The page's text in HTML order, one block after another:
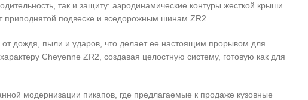
так и защиту: аэродинамические контуры жесткой крыши
подвеске и вседорожным шинам ZR2.
дождя, пыли и ударов, что делает ее настоящим прорывом для
Cheyenne ZR2, создавая целостную систему, готовую как для
модернизации пикапов, где предлагаемые к продаже кузовные